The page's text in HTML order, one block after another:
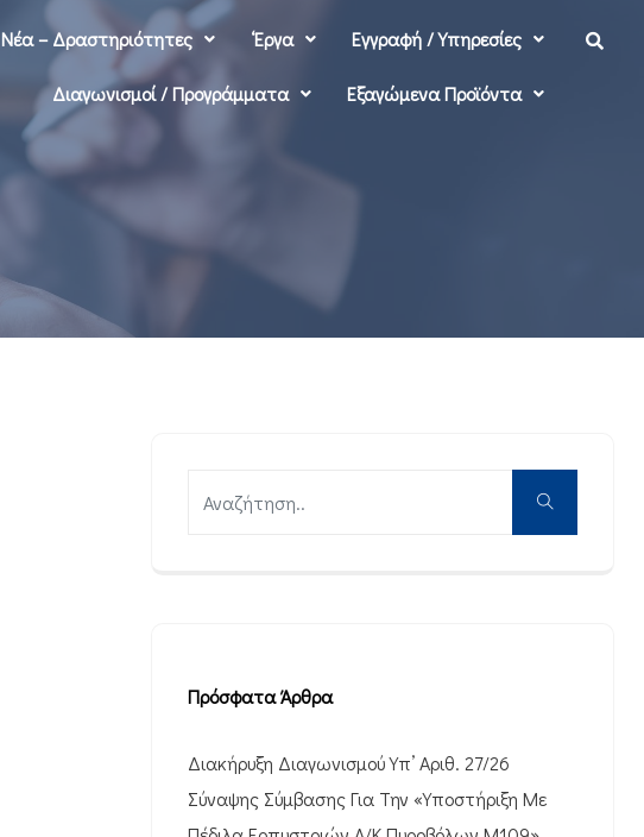
Νέα – Δραστηριότητες ‘Εργα Εγγραφή / Υπηρεσίες
Διαγωνισμοί / Προγράμματα Εξαγώμενα Προϊόντα
Πρόσφατα Άρθρα
Διακήρυξη Διαγωνισμού Υπ’ Αριθ. 27/26
Σύναψης Σύμβασης Για Την «Υποστήριξη Με